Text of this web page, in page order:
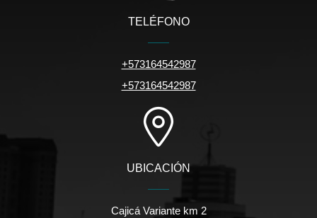
TELÉFONO
+573164542987
+573164542987
UBICACIÓN
Cajicá Variante km 2